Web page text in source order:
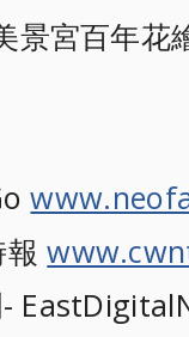
景宮百年花
報